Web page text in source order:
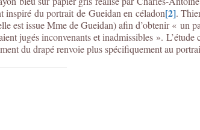
inspiré du portrait de Gueidan en céladon[2].
est issue Mme de Gueidan) afin d’obtenir « un
jugés inconvenants et inadmissibles ». L’étude
du drapé renvoie plus spécifiquement au